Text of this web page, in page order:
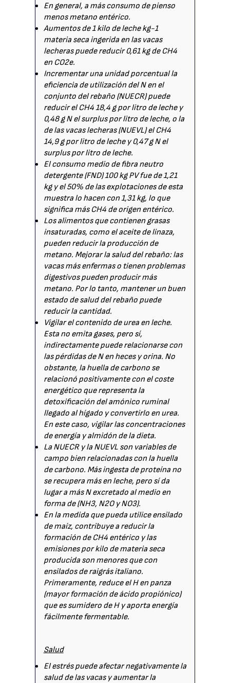
En general, a más consumo de pienso
menos metano entérico.
Aumentos de 1 kilo de leche kg-1
materia seca ingerida en las vacas
lecheras puede reducir 0,61 kg de CH4
en CO2e.
Incrementar una unidad porcentual la
eficiencia de utilización del N en el
conjunto del rebaño (NUECR) puede
reducir el CH4 18,4 g por litro de leche y
0,48 g N el surplus por litro de leche, o la
de las vacas lecheras (NUEVL) el CH4
14,9 g por litro de leche y 0,47 g N el
surplus por litro de leche.
El consumo medio de fibra neutro
detergente (FND) 100 kg PV fue de 1,21
kg y el 50% de las explotaciones de esta
muestra lo hacen con 1,31 kg, lo que
significa más CH4 de origen entérico.
Los alimentos que contienen grasas
insaturadas, como el aceite de linaza,
pueden reducir la producción de
metano. Mejorar la salud del rebaño: las
vacas más enfermas o tienen problemas
digestivos pueden producir más
metano. Por lo tanto, mantener un buen
estado de salud del rebaño puede
reducir la cantidad.
Vigilar el contenido de urea en leche.
Esta no emita gases, pero sí,
indirectamente puede relacionarse con
las pérdidas de N en heces y orina. No
obstante, la huella de carbono se
relacionó positivamente con el coste
energético que representa la
detoxificación del amónico ruminal
llegado al hígado y convertirlo en urea.
En este caso, vigilar las concentraciones
de energía y almidón de la dieta.
La NUECR y la NUEVL son variables de
campo bien relacionadas con la huella
de carbono. Más ingesta de proteína no
se recupera más en leche, pero sí da
lugar a más N excretado al medio en
forma de (NH3, N2O y NO3).
En la medida que pueda utilice ensilado
de maíz, contribuye a reducir la
formación de CH4 entérico y las
emisiones por kilo de materia seca
producida son menores que con
ensilados de raigrás italiano.
Primeramente, reduce el H en panza
(mayor formación de ácido propiónico)
que es sumidero de H y aporta energía
fácilmente fermentable.
Salud
El estrés puede afectar negativamente la
salud de las vacas y aumentar la